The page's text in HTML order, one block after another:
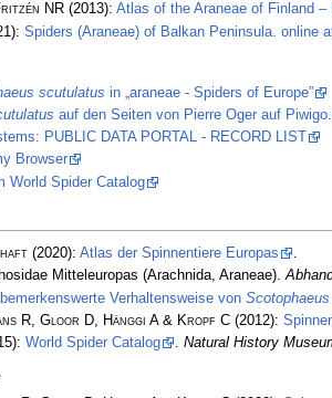
NR(2013): Atlas of the Araneae of Finland
Spiders (Araneae) of Balkan Peninsula. online
scutulatus in „araneae - Spiders of Europe”
auf den Seiten von Pierre Oger auf
PUBLIC DATA PORTAL - RECORD LIST
Browser
World Spider Catalog
(2020): Atlas der Spinnentiere Europas
.
Mitteleuropas (Arachnida, Araneae).
Verhaltensweise von
R, Gloor D, Hänggi A & Kropf C(2012):
World Spider Catalog . Natural History